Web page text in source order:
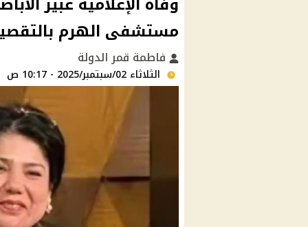
مستشفى الهرم
فاطمة قمر الدولة
الثلاثاء 02/سبتمبر/2025 - 10:17 ص